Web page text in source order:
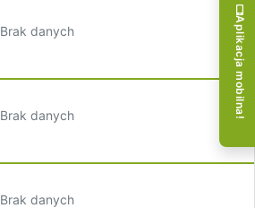
Brak danych
Brak danych
Brak danych
Aplikacja mobilna!